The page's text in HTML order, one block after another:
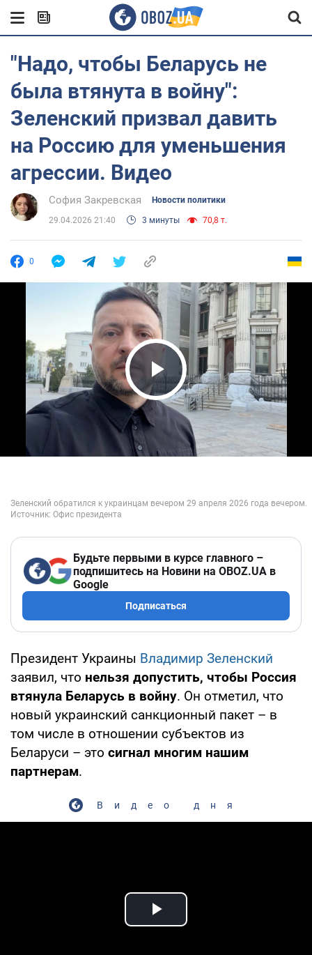
"Надо, чтобы Беларусь не
была втянута в войну":
Зеленский призвал давить
на Россию для уменьшения
агрессии. Видео
София Закревская Новости политики
29.04.2026 21:40 3 минуты 70,8 т.
0
Play Video
Будьте первыми в курсе главного –
подпишитесь на Новини на OBOZ.UA в
Google
Подписаться
Президент Украины Владимир Зеленский
заявил, что нельзя допустить, чтобы Россия
втянула Беларусь в войну. Он отметил, что
новый украинский санкционный пакет – в
том числе в отношении субъектов из
Беларуси – это сигнал многим нашим
партнерам.
Видео дня
Play Video